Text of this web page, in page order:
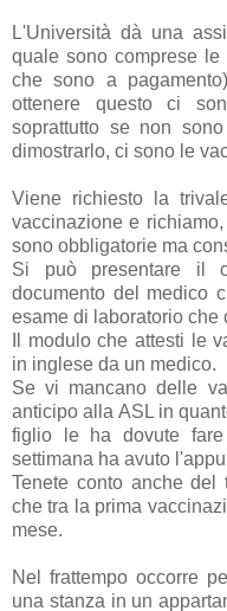
L'Università dà una
quale sono comprese
che sono a
ottenere questo ci
soprattutto se non
dimostrarlo, ci sono le
Viene richiesto la
vaccinazione e
sono obbligatorie ma
Si può presentare il
documento del medico
esame di laboratorio che
Il modulo che attesti le
in inglese da un medico.
Se vi mancano delle
anticipo alla ASL in
figlio le ha dovute
settimana ha avuto
Tenete conto anche
che tra la prima
mese.
Nel frattempo occorre
una stanza in un